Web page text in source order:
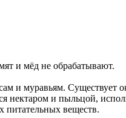
и мёд не обрабатывают.
и муравьям. Существует
нектаром и пыльцой,
питательных веществ.